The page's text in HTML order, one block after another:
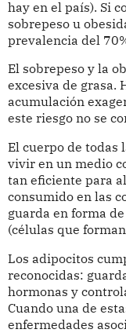
hay en el país). Si
sobrepeso u
prevalencia del
El sobrepeso y la
excesiva de grasa.
acumulación
este riesgo no se
El cuerpo de todas
vivir en un medio
tan eficiente para
consumido en las
guarda en forma
(células que
Los adipocitos
reconocidas:
hormonas y
Cuando una de
enfermedades